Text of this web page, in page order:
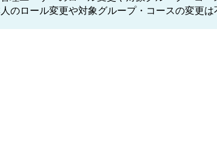
のロール変更や対象グループ・コースの変更は